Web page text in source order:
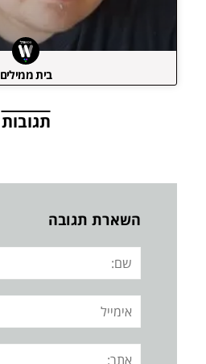
בית ממילים
תגובות
השארת תגובה
שם:
אימייל
אתר: